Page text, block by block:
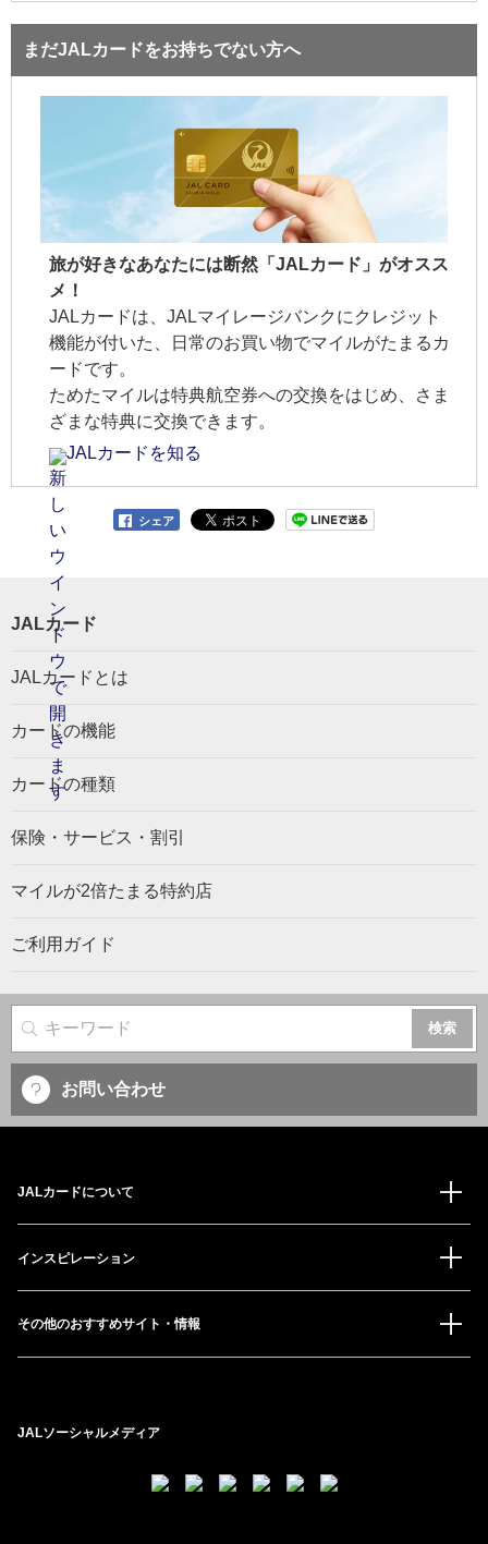
まだJALカードをお持ちでない方へ
旅が好きなあなたには断然「JALカード」がオスス
メ！
JALカードは、JALマイレージバンクにクレジット
機能が付いた、日常のお買い物でマイルがたまるカ
ードです。
ためたマイルは特典航空券への交換をはじめ、さま
ざまな特典に交換できます。
JALカードを知る
シェア
JALカード
JALカードとは
カードの機能
カードの種類
保険・サービス・割引
マイルが2倍たまる特約店
ご利用ガイド
サイト内検索
お問い合わせ
JALカードについて
インスピレーション
その他のおすすめサイト・情報
JALソーシャルメディア